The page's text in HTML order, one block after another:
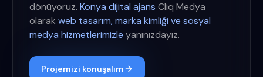
dönüyoruz. Konya dijital ajans Cliq Medya
olarak web tasarım, marka kimliği ve sosyal
medya hizmetlerimizle yanınızdayız.
Projemizi konuşalım